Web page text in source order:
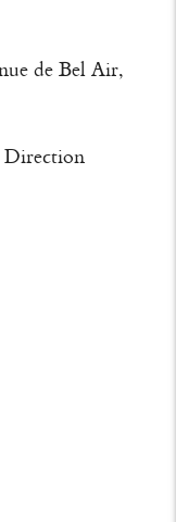
de Bel Air,
Direction